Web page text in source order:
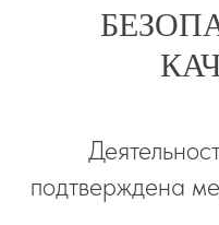
подтверждена